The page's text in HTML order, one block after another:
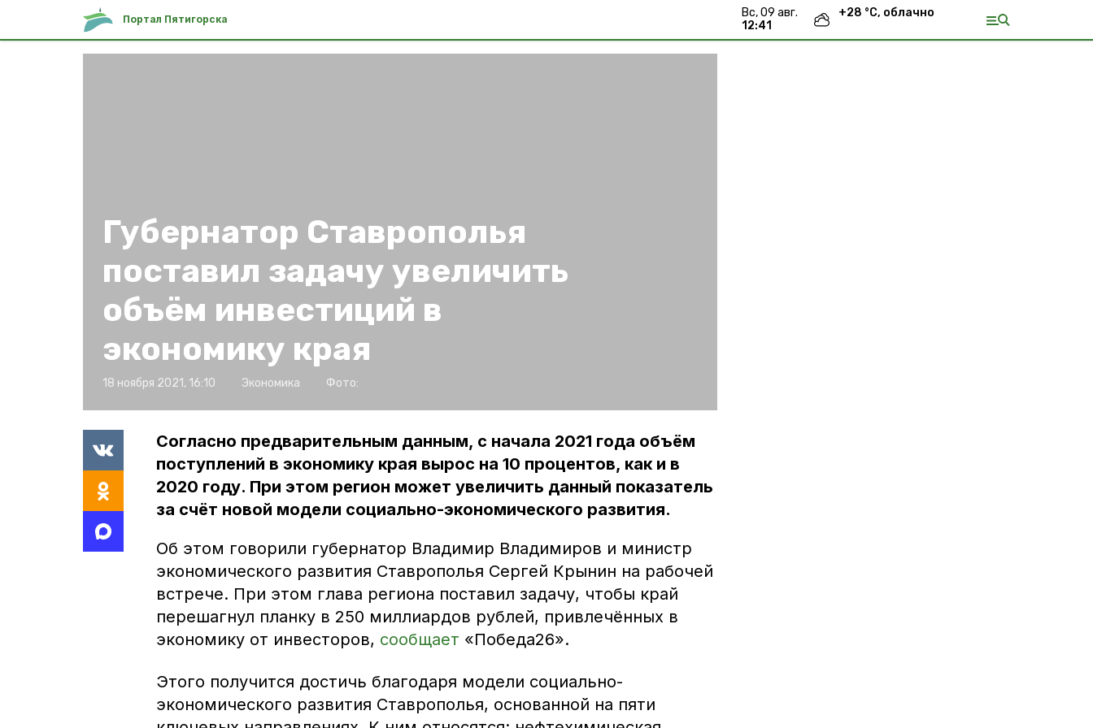
Портал Пятигорска
вс, 09 авг.
12:41
+28 °С, облачно
Губернатор Ставрополья
поставил задачу увеличить
объём инвестиций в
экономику края
18 ноября 2021, 16:10 Экономика Фото:
Согласно предварительным данным, с начала 2021 года объём
поступлений в экономику края вырос на 10 процентов, как и в
2020 году. При этом регион может увеличить данный показатель
за счёт новой модели социально-экономического развития.
Об этом говорили губернатор Владимир Владимиров и министр
экономического развития Ставрополья Сергей Крынин на рабочей
встрече. При этом глава региона поставил задачу, чтобы край
перешагнул планку в 250 миллиардов рублей, привлечённых в
экономику от инвесторов, сообщает «Победа26».
Этого получится достичь благодаря модели социально-
экономического развития Ставрополья, основанной на пяти